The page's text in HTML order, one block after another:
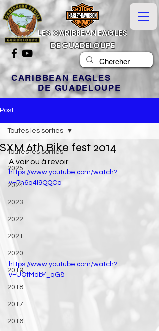
LES CARIBBEAN EAGLES
DE GUADELOUPE
CARIBBEAN EAGLES
DE GUADELOUPE
Post
Toutes les sorties
2025
2024
2023
2022
2021
2020
2019
2018
2017
2016
Toutes les sorties
SXM 6th Bike fest 2014
A voir ou à revoir
https://www.youtube.com/watch?
v=Ph6q4l9QQCo
https://www.youtube.com/watch?
v=UOtMdbY_qG8